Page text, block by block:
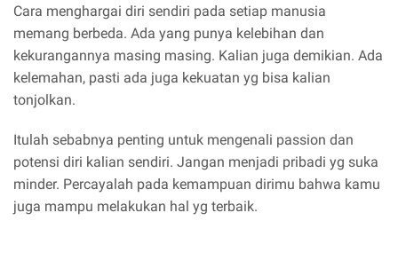
Cara menghargai diri sendiri pada setiap manusia
memang berbeda. Ada yang punya kelebihan dan
kekurangannya masing masing. Kalian juga demikian. Ada
kelemahan, pasti ada juga kekuatan yg bisa kalian
tonjolkan.
Itulah sebabnya penting untuk mengenali passion dan
potensi diri kalian sendiri. Jangan menjadi pribadi yg suka
minder. Percayalah pada kemampuan dirimu bahwa kamu
juga mampu melakukan hal yg terbaik.